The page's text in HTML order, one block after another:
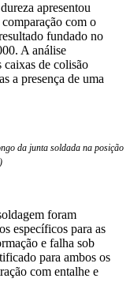
apresentou
com o
fundado no
A análise
caixas de colisão
a presença de uma
da junta soldada na posição
foram
específicos para as
e falha sob
para ambos os
com entalhe e